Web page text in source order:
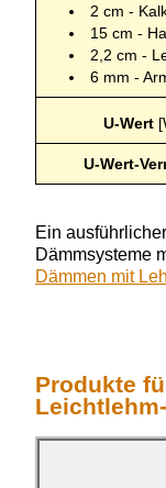
2 cm -
15 cm -
2,2 cm -
6 mm -
U-Wert
U-Wert-
Ein
Dämmsysteme
Dämmen mit
Produkte